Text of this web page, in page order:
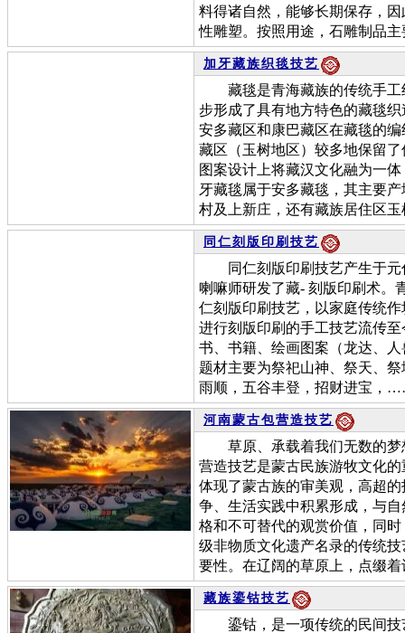
料得诸自然，能够长期保存，
性雕塑。按照用途，石雕制品
加牙藏族织毯技艺
藏毯是青海藏族的传统手工
步形成了具有地方特色的藏毯
安多藏区和康巴藏区在藏毯的
藏区（玉树地区）较多地保留
图案设计上将藏汉文化融为一
牙藏毯属于安多藏毯，其主要
村及上新庄，还有藏族居住区
同仁刻版印刷技艺
同仁刻版印刷技艺产生于元
喇嘛师研发了藏- 刻版印刷术。
仁刻版印刷技艺，以家庭传统
进行刻版印刷的手工技艺流传
书、书籍、绘画图案（龙达、
题材主要为祭祀山神、祭天、
雨顺，五谷丰登，招财进宝，
河南蒙古包营造技艺
草原、承载着我们无数的梦
营造技艺是蒙古民族游牧文化
体现了蒙古族的审美观，高超
争、生活实践中积累形成，与
格和不可替代的观赏价值，同
级非物质文化遗产名录的传统
要性。在辽阔的草原上，点缀
藏族鎏钴技艺
鎏钴，是一项传统的民间技